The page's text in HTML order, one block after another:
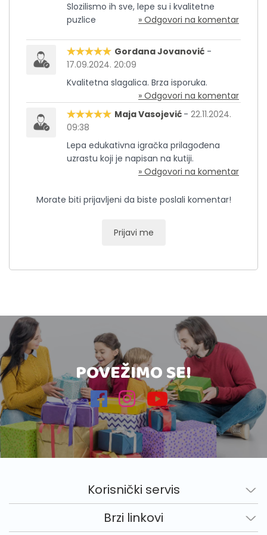
Slozilismo ih sve, lepe su i kvalitetne
puzlice
» Odgovori na komentar
Gordana Jovanović -
17.09.2024. 20:09
Kvalitetna slagalica. Brza isporuka.
» Odgovori na komentar
Maja Vasojević - 22.11.2024.
09:38
Lepa edukativna igračka prilagođena
uzrastu koji je napisan na kutiji.
» Odgovori na komentar
Morate biti prijavljeni da biste poslali komentar!
Prijavi me
POVEŽIMO SE!
Korisnički servis
Brzi linkovi